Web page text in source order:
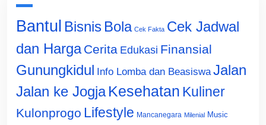
Bantul Bisnis Bola Cek Fakta Cek Jadwal
dan Harga Cerita Edukasi Finansial
Gunungkidul Info Lomba dan Beasiswa Jalan
Jalan ke Jogja Kesehatan Kuliner
Kulonprogo Lifestyle Mancanegara Milenial Music